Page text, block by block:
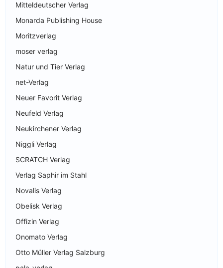
Mitteldeutscher Verlag
Monarda Publishing House
Moritzverlag
moser verlag
Natur und Tier Verlag
net-Verlag
Neuer Favorit Verlag
Neufeld Verlag
Neukirchener Verlag
Niggli Verlag
SCRATCH Verlag
Verlag Saphir im Stahl
Novalis Verlag
Obelisk Verlag
Offizin Verlag
Onomato Verlag
Otto Müller Verlag Salzburg